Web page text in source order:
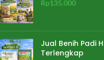
Rp135.000
Jual Benih Padi
Terlengkap